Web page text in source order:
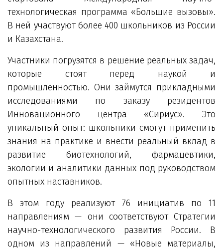
технологическая программа «Большие вызовы».
В ней участвуют более 400 школьников из России
и Казахстана.
Участники погрузятся в решение реальных задач,
которые стоят перед наукой и
промышленностью. Они займутся прикладными
исследованиями по заказу резидентов
Инновационного центра «Сириус». Это
уникальный опыт: школьники смогут применить
знания на практике и внести реальный вклад в
развитие биотехнологий, фармацевтики,
экологии и аналитики данных под руководством
опытных наставников.
В этом году реализуют 76 инициатив по 11
направлениям — они соответствуют Стратегии
научно-технологического развития России. В
одном из направлений — «Новые материалы,